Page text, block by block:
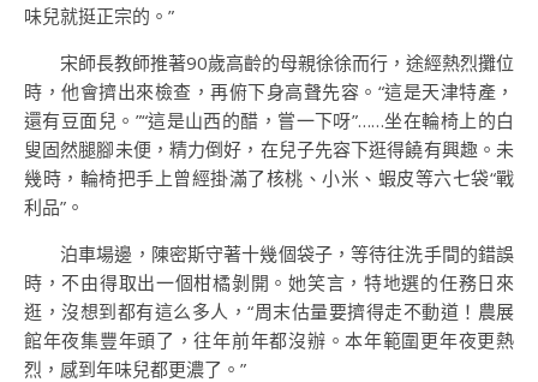
味兒就挺正宗的。”
宋師長教師推著90歲高齡的母親徐徐而行，途經熱烈攤位
時，他會擠出來檢查，再俯下身高聲先容。“這是天津特產，
還有豆面兒。”“這是山西的醋，嘗一下呀”……坐在輪椅上的白
叟固然腿腳未便，精力倒好，在兒子先容下逛得饒有興趣。未
幾時，輪椅把手上曾經掛滿了核桃、小米、蝦皮等六七袋“戰
利品”。
泊車場邊，陳密斯守著十幾個袋子，等待往洗手間的錯誤
時，不由得取出一個柑橘剝開。她笑言，特地選的任務日來
逛，沒想到都有這么多人，“周末估量要擠得走不動道！農展
館年夜集豐年頭了，往年前年都沒辦。本年範圍更年夜更熱
烈，感到年味兒都更濃了。”